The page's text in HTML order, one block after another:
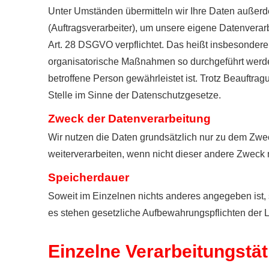
Unter Umständen übermitteln wir Ihre Daten
(Auftragsverarbeiter), um unsere eigene
Art. 28 DSGVO verpflichtet. Das heißt
organisatorische Maßnahmen so durchgeführt
betroffene Person gewährleistet ist. Trotz
Stelle im Sinne der Datenschutzgesetze.
Zweck der Datenverarbeitung
Wir nutzen die Daten grundsätzlich nur zu dem
weiterverarbeiten, wenn nicht dieser andere
Speicherdauer
Soweit im Einzelnen nichts anderes angegeben
es stehen gesetzliche Aufbewahrungspflichten der
Einzelne